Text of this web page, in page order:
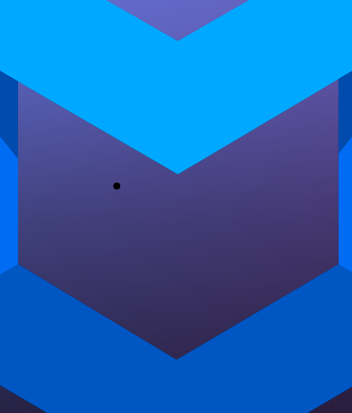
Descubra como a Millbody se diferencia de
outras plataformas de prescrição de treinos
para atender crianças com autismo. App